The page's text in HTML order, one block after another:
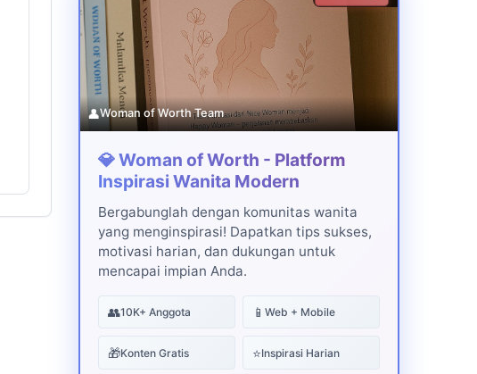
👤Woman of Worth Team
💎 Woman of Worth - Platform
Inspirasi Wanita Modern
Bergabunglah dengan komunitas wanita
yang menginspirasi! Dapatkan tips sukses,
motivasi harian, dan dukungan untuk
mencapai impian Anda.
👥10K+ Anggota 📱 Web + Mobile
🎁Konten Gratis ⭐Inspirasi Harian